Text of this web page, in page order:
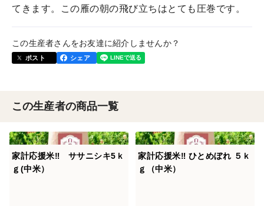
てきます。この雁の朝の飛び立ちはとても圧巻です。
この生産者さんをお友達に紹介しませんか？
ポスト シェア
この生産者の商品一覧
家計応援米‼ ササニシキ5ｋ
ｇ(中米）
家計応援米‼ ひとめぼれ ５ｋ
ｇ（中米）